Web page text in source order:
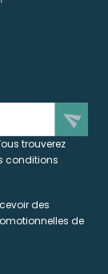
send
trouverez
conditions
des
de